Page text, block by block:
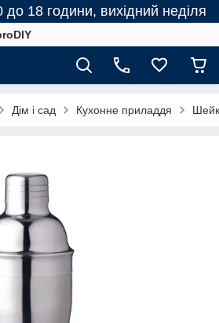
до 18 години, вихідний неділя
Дім і сад Кухонне приладдя